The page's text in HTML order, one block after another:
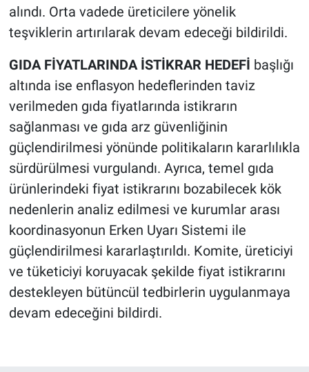
alındı. Orta vadede üreticilere yönelik
teşviklerin artırılarak devam edeceği bildirildi.
GIDA FİYATLARINDA İSTİKRAR HEDEFİ başlığı
altında ise enflasyon hedeflerinden taviz
verilmeden gıda fiyatlarında istikrarın
sağlanması ve gıda arz güvenliğinin
güçlendirilmesi yönünde politikaların kararlılıkla
sürdürülmesi vurgulandı. Ayrıca, temel gıda
ürünlerindeki fiyat istikrarını bozabilecek kök
nedenlerin analiz edilmesi ve kurumlar arası
koordinasyonun Erken Uyarı Sistemi ile
güçlendirilmesi kararlaştırıldı. Komite, üreticiyi
ve tüketiciyi koruyacak şekilde fiyat istikrarını
destekleyen bütüncül tedbirlerin uygulanmaya
devam edeceğini bildirdi.